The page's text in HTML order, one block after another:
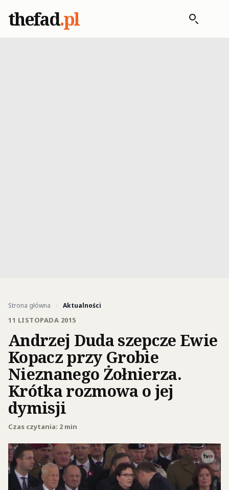
thefad.pl
Strona główna / Aktualności
11 LISTOPADA 2015
Andrzej Duda szepcze Ewie
Kopacz przy Grobie
Nieznanego Żołnierza.
Krótka rozmowa o jej
dymisji
Czas czytania: 2 min